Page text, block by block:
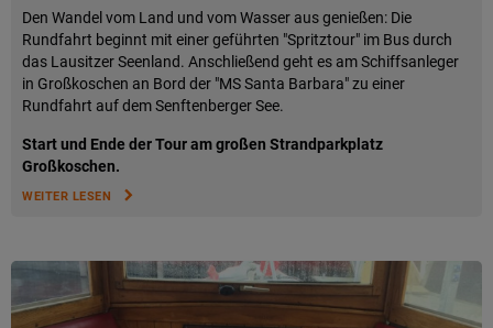
Den Wandel vom Land und vom Wasser aus genießen: Die
Rundfahrt beginnt mit einer geführten "Spritztour" im Bus durch
das Lausitzer Seenland. Anschließend geht es am Schiffsanleger
in Großkoschen an Bord der "MS Santa Barbara" zu einer
Rundfahrt auf dem Senftenberger See.
Start und Ende der Tour am großen Strandparkplatz
Großkoschen.
WEITER LESEN